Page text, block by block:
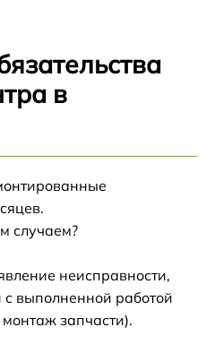
в
случаем?
неисправности,
выполненной работой
запчасти).